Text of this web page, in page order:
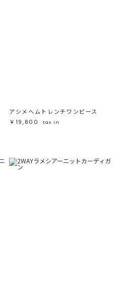
アシメヘムトレンチワンピース
￥19,800
tax in